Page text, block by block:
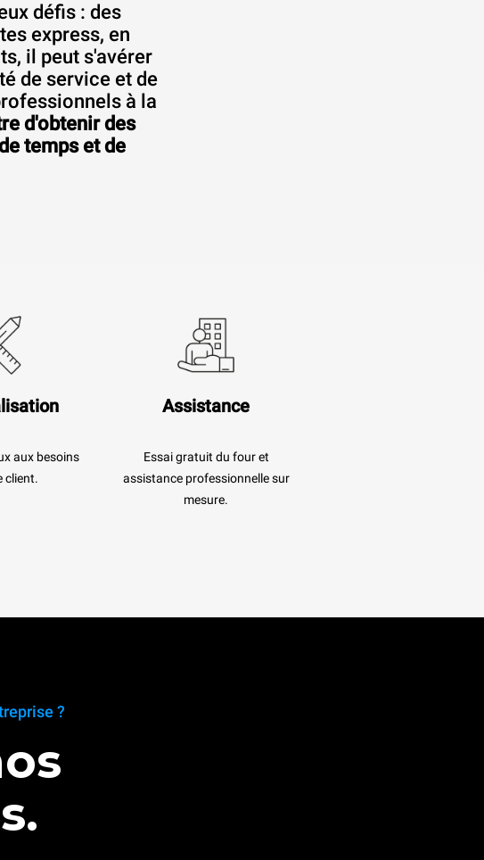
défis : des
express, en
il peut s'avérer
de service et de
à la
d'obtenir des
temps et de
aux besoins
client.
Assistance
Essai gratuit du four et
assistance professionnelle sur
mesure.
?